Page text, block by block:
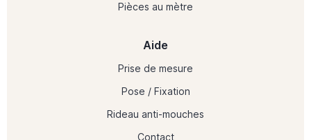
Pièces au mètre
Aide
Prise de mesure
Pose / Fixation
Rideau anti-mouches
Contact